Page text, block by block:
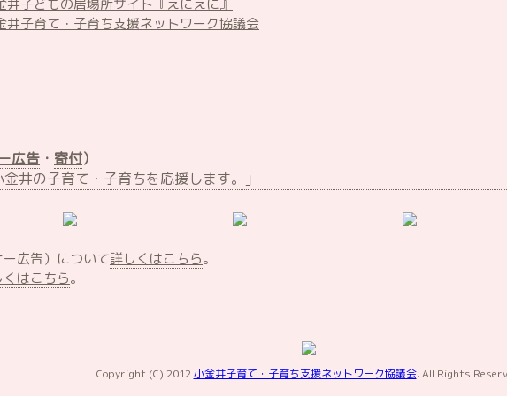
井子育て・子育ち支援ネットワーク協議会
広告 ・ 寄付）
井の子育て・子育ちを応援します。｣
広告）について詳しくはこちら。
はこちら。
Copyright (C) 2012 小金井子育て・子育ち支援ネットワーク協議会. All Rights